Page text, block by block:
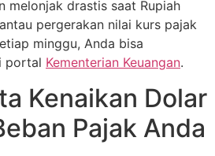
melonjak drastis saat Rupiah
pergerakan nilai kurs pajak
minggu, Anda bisa
portal Kementerian Keuangan.
Kenaikan Dolar
Pajak Anda